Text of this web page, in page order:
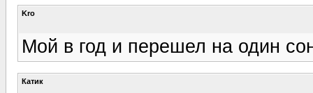
Kro
Мой в год и перешел на один
Катик